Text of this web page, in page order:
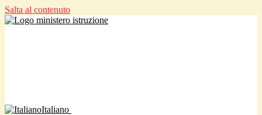
Salta al contenuto
Italiano